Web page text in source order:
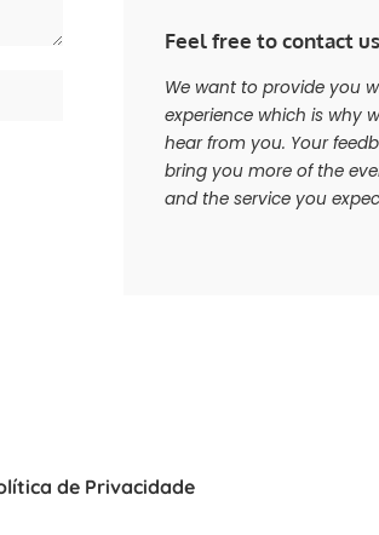
Feel free to contact
We want to provide you
experience which is why
hear from you. Your
bring you more of the
and the service you
de Privacidade